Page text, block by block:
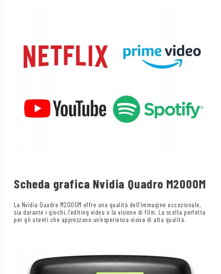
Scheda grafica Nvidia Quadro M2000M
La Nvidia Quadro M2000M offre una qualità dell’immagine eccezionale,
sia durante i giochi, l’editing video o la visione di film. La scelta perfetta
per gli utenti che apprezzano un’esperienza visiva di alta qualità.